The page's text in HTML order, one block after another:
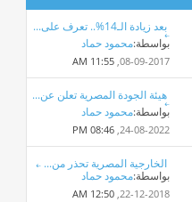
بعد زيادة الـ14%.. تعرف على...
بواسطة:محمود حماد
08-09-2017,
11:55 AM
هيئة الجودة المصرية تعلن عن...
بواسطة:محمود حماد
24-08-2022,
08:46 PM
الخارجية المصرية تحذر من...
بواسطة:محمود حماد
22-12-2018,
12:50 AM